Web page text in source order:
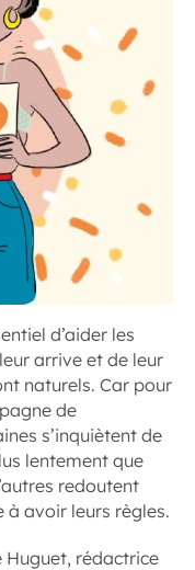
d’aider les
arrive et de leur
naturels. Car pour
de
s’inquiètent de
lentement que
redoutent
à avoir leurs règles.
Huguet, rédactrice